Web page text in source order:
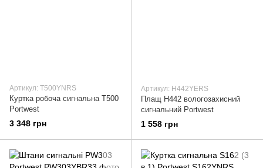
Артикул: T500YNRS
Куртка робоча сигнальна T500
Portwest
3 348 грн
Артикул: H442YERS
Плащ H442 вологозахисний
сигнальний Portwest
1 558 грн